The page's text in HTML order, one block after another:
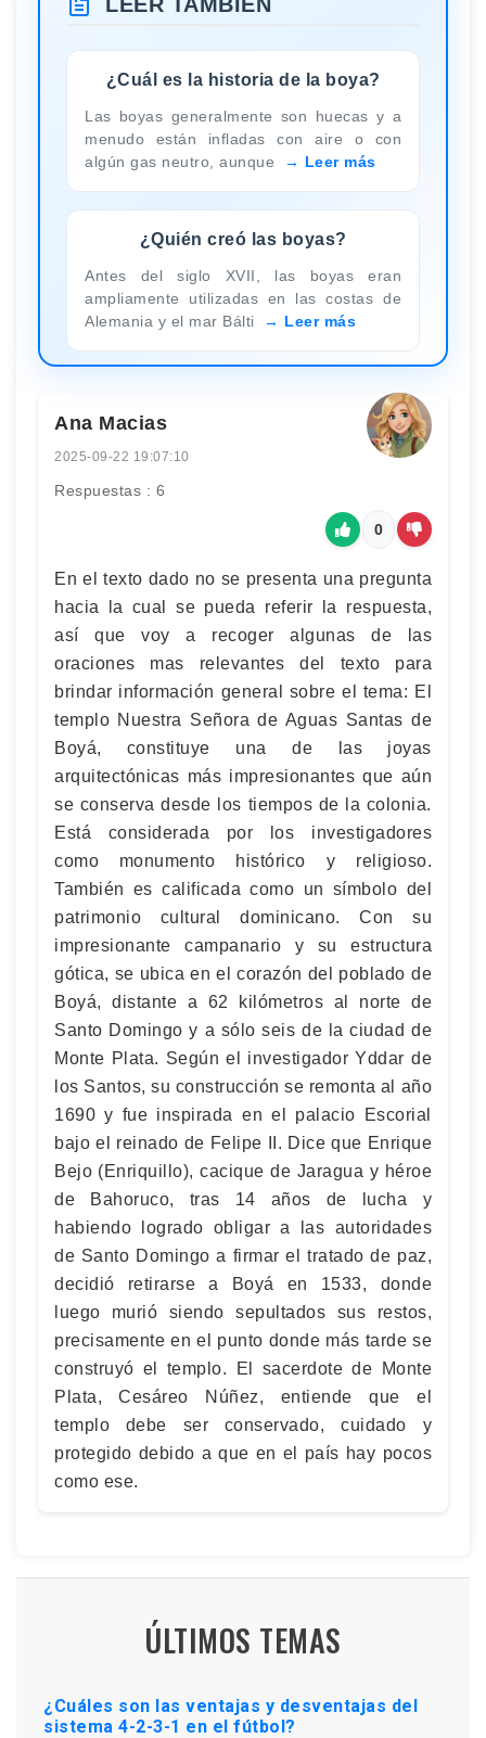
¿Cuál es la historia de la boya?
Las boyas generalmente son huecas y a
menudo están infladas con aire o con
algún gas neutro, aunque
Leer más
¿Quién creó las boyas?
Antes del siglo XVII, las boyas eran
ampliamente utilizadas en las costas de
Alemania y el mar Bálti
Leer más
Ana Macias
2025-09-22 19:07:10
Respuestas : 6
0
En el texto dado no se presenta una pregunta
hacia la cual se pueda referir la respuesta,
así que voy a recoger algunas de las
oraciones mas relevantes del texto para
brindar información general sobre el tema: El
templo Nuestra Señora de Aguas Santas de
Boyá, constituye una de las joyas
arquitectónicas más impresionantes que aún
se conserva desde los tiempos de la colonia.
Está considerada por los investigadores
como monumento histórico y religioso.
También es calificada como un símbolo del
patrimonio cultural dominicano. Con su
impresionante campanario y su estructura
gótica, se ubica en el corazón del poblado de
Boyá, distante a 62 kilómetros al norte de
Santo Domingo y a sólo seis de la ciudad de
Monte Plata. Según el investigador Yddar de
los Santos, su construcción se remonta al año
1690 y fue inspirada en el palacio Escorial
bajo el reinado de Felipe II. Dice que Enrique
Bejo (Enriquillo), cacique de Jaragua y héroe
de Bahoruco, tras 14 años de lucha y
habiendo logrado obligar a las autoridades
de Santo Domingo a firmar el tratado de paz,
decidió retirarse a Boyá en 1533, donde
luego murió siendo sepultados sus restos,
precisamente en el punto donde más tarde se
construyó el templo. El sacerdote de Monte
Plata, Cesáreo Núñez, entiende que el
templo debe ser conservado, cuidado y
protegido debido a que en el país hay pocos
como ese.
ÚLTIMOS TEMAS
¿Cuáles son las ventajas y desventajas del
sistema 4-2-3-1 en el fútbol?